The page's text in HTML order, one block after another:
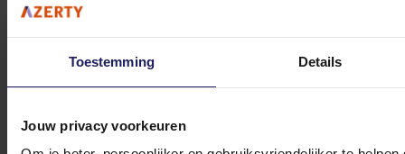
Toestemming Details
Jouw privacy voorkeuren
Klantenservice@azerty.nl